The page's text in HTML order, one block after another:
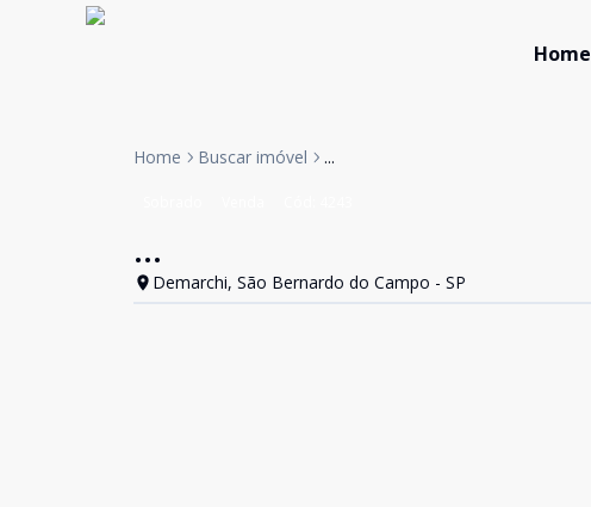
Home
Home Buscar imóvel ...
...
Demarchi, São Bernardo do Campo - SP